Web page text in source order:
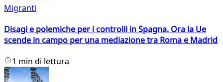
Migranti
Disagi e polemiche per i controlli in Spagna. Ora la Ue
scende in campo per una mediazione tra Roma e Madrid
1 min di lettura